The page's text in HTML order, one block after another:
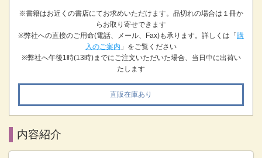
※書籍はお近くの書店にてお求めいただけます。品切れの場合は１冊か
らお取り寄せできます
※弊社への直接のご用命(電話、メール、Fax)も承ります。詳しくは「購
入のご案内 」をご覧ください
※弊社へ午後1時(13時)までにご注文いただいた場合、当日中に出荷い
たします
直販在庫あり
内容紹介